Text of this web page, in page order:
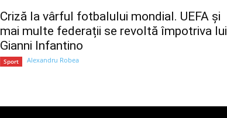
Criză la vârful fotbalului mondial. UEFA și
mai multe federații se revoltă împotriva lui
Gianni Infantino
Sport Alexandru Robea